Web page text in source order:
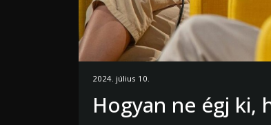
2024. július 10.
Hogyan ne égj ki,